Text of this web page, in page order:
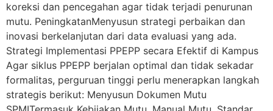
koreksi dan pencegahan agar tidak terjadi penurunan
mutu. PeningkatanMenyusun strategi perbaikan dan
inovasi berkelanjutan dari data evaluasi yang ada.
Strategi Implementasi PPEPP secara Efektif di Kampus
Agar siklus PPEPP berjalan optimal dan tidak sekadar
formalitas, perguruan tinggi perlu menerapkan langkah
strategis berikut: Menyusun Dokumen Mutu